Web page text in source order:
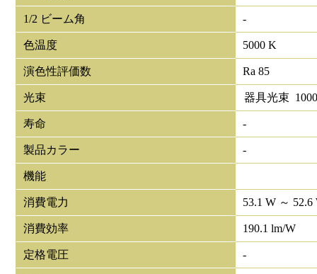
1/2 ビーム角 -
色温度 5000 K
演色性評価数 Ra 85
光束 器具光束
寿命 -
製品カラー -
機能
消費電力 53.1 W ～ 52.6
消費効率 190.1 lm/W
定格電圧 -